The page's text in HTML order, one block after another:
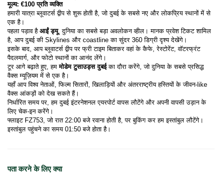
मूल्य: €100 प्रति व्यक्ति
हमारी यात्रा ब्लूवाटर्स द्वीप से शुरू होती है, जो दुबई के सबसे नए और लोकप्रिय स्थानों में से
एक है।
पहला पड़ाव है आईं ड्यू, दुनिया का सबसे बड़ा अवलोकन व्हील। मानक प्रवेश टिकट शामिल
है, आप दुबई की Skylines और coastline का सुंदर 360 डिग्री दृश्य देखेंगे।
इसके बाद, आप ब्लूवाटर्स द्वीप पर फ्री टाइम बिताकर वहां के कैफे, रेस्टोरेंट, वॉटरफ्रंट
पैदलमार्ग, और फोटो स्थानों का आनंद लेंगे।
टूर आगे बढ़ाते हुए, हम मोडेम टुसाउड्स दुबई का दौरा करेंगे, जो दुनिया के सबसे प्रसिद्ध
वैक्स म्यूज़ियम में से एक है।
यहाँ आप विश्व नेताओं, फिल्म सितारों, खिलाड़ियों और अंतरराष्ट्रीय हस्तियों के जीवन-like
वैक्स आंकड़ों को देख सकते हैं।
निर्धारित समय पर, हम दुबई इंटरनेशनल एयरपोर्ट वापस लौटेंगे और अपनी वापसी उड़ान के
लिए चेक-इन करेंगे।
फ्लाइट FZ753, जो रात 22:00 बजे रवाना होती है, पर बुकिंग कर हम इस्तांबुल लौटेंगे।
इस्तांबुल पहुंचने का समय 01:50 बजे होता है।
पता करने के लिए क्या